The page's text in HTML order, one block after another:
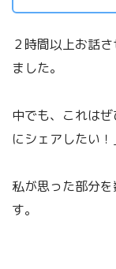
２時間以上お話
ました。
中でも、これは
にシェアしたい！
私が思った部分
す。